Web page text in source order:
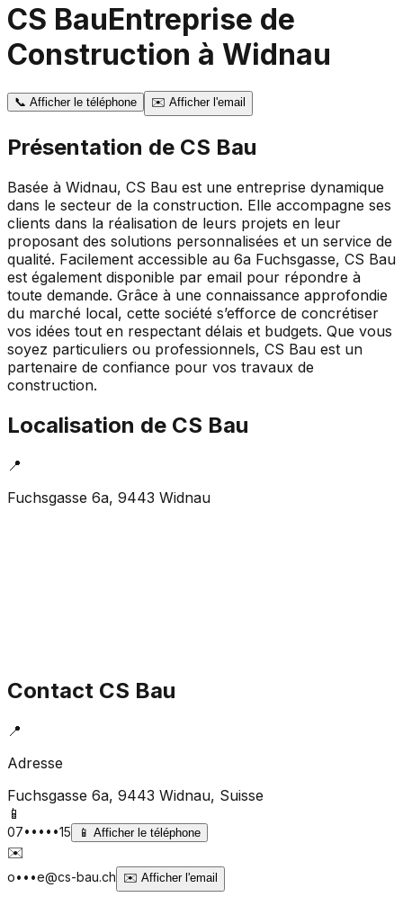
CS BauEntreprise de
Construction à Widnau
📞 Afficher le téléphone ✉️ Afficher l'email
Présentation de CS Bau
Basée à Widnau, CS Bau est une entreprise dynamique
dans le secteur de la construction. Elle accompagne ses
clients dans la réalisation de leurs projets en leur
proposant des solutions personnalisées et un service de
qualité. Facilement accessible au 6a Fuchsgasse, CS Bau
est également disponible par email pour répondre à
toute demande. Grâce à une connaissance approfondie
du marché local, cette société s’efforce de concrétiser
vos idées tout en respectant délais et budgets. Que vous
soyez particuliers ou professionnels, CS Bau est un
partenaire de confiance pour vos travaux de
construction.
Localisation de CS Bau
📍
Fuchsgasse 6a, 9443 Widnau
Contact CS Bau
📍
Adresse
Fuchsgasse 6a, 9443 Widnau, Suisse
📱
07•••••15 📱 Afficher le téléphone
✉️
o•••e@cs-bau.ch ✉️ Afficher l'email